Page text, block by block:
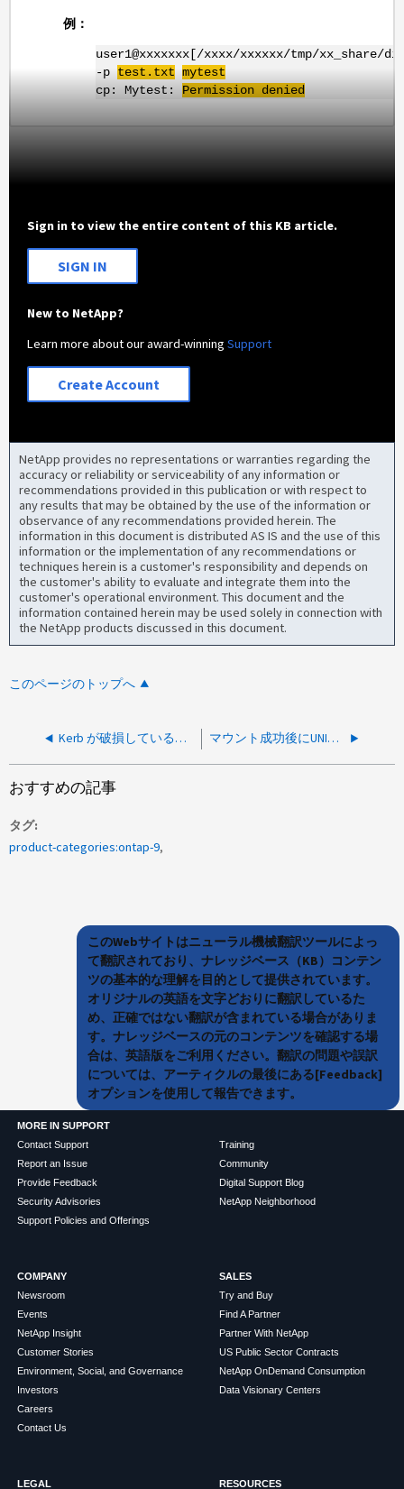
例：
user1@xxxxxxx[/xxxx/xxxxxx/tmp/xx_share/
-p test.txt mytest
cp: Mytest: Permission denied
Sign in to view the entire content of this KB article.
SIGN IN
New to NetApp?
Learn more about our award-winningSupport
Create Account
NetApp provides no representations or warranties regarding the
accuracy or reliability or serviceability of any information or
recommendations provided in this publication or with respect to
any results that may be obtained by the use of the information or
observance of any recommendations provided herein. The
information in this document is distributed AS IS and the use of this
information or the implementation of any recommendations or
techniques herein is a customer's responsibility and depends on
the customer's ability to evaluate and integrate them into the
customer's operational environment. This document and the
information contained herein may be used solely in connection with
the NetApp products discussed in this document.
このページのトップへ
Kerb が破損している場合、AD 保護ユーザー グループのユーザーに対してアクセス許可が拒否される マウント成功後にUNIXユーザからCIFS共有で権限が拒否される
おすすめの記事
タグ
product-categories:ontap-9
このWebサイトはニューラル機械翻訳ツールによっ
て翻訳されており、ナレッジベース（KB）コンテン
ツの基本的な理解を目的として提供されています。
オリジナルの英語を文字どおりに翻訳しているた
め、正確ではない翻訳が含まれている場合がありま
す。ナレッジベースの元のコンテンツを確認する場
合は、英語版をご利用ください。翻訳の問題や誤訳
については、アーティクルの最後にある[Feedback]
オプションを使用して報告できます。
MORE IN SUPPORT
Contact Support
Report an Issue
Provide Feedback
Security Advisories
Support Policies and Offerings
Training
Community
Digital Support Blog
NetApp Neighborhood
COMPANY
Newsroom
Events
NetApp Insight
Customer Stories
Environment, Social, and Governance
Investors
Careers
Contact Us
SALES
Try and Buy
Find A Partner
Partner With NetApp
US Public Sector Contracts
NetApp OnDemand Consumption
Data Visionary Centers
LEGAL RESOURCES